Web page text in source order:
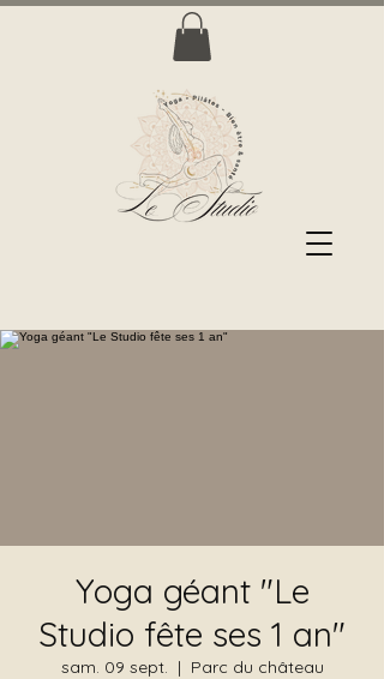
Yoga géant "Le
Studio fête ses 1 an"
sam. 09 sept.
  |
Parc du château